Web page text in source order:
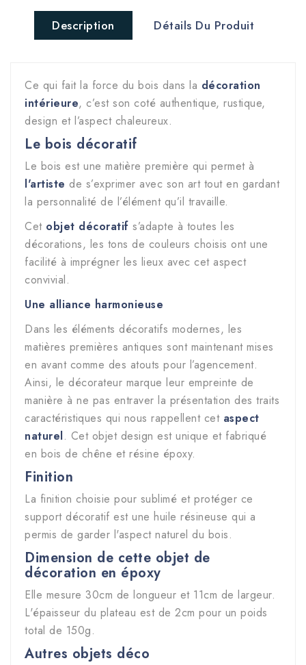
Description Détails Du Produit
Ce qui fait la force du bois dans la décoration
intérieure, c’est son coté authentique, rustique,
design et l’aspect chaleureux.
Le bois décoratif
Le bois est une matière première qui permet à
l'artiste de s’exprimer avec son art tout en gardant
la personnalité de l’élément qu’il travaille.
Cetobjet décoratif s’adapte à toutes les
décorations, les tons de couleurs choisis ont une
facilité à imprégner les lieux avec cet aspect
convivial.
Une alliance harmonieuse
Dans les éléments décoratifs modernes, les
matières premières antiques sont maintenant mises
en avant comme des atouts pour l’agencement.
Ainsi, le décorateur marque leur empreinte de
manière à ne pas entraver la présentation des traits
caractéristiques qui nous rappellent cet aspect
naturel. Cet objet design est unique et fabriqué
en bois de chêne et résine époxy.
Finition
La finition choisie pour sublimé et protéger ce
support décoratif est une huile résineuse qui a
permis de garder l'aspect naturel du bois.
Dimension de cette objet de
décoration en époxy
Elle mesure 30cm de longueur et 11cm de largeur.
L'épaisseur du plateau est de 2cm pour un poids
total de 150g.
Autres objets déco